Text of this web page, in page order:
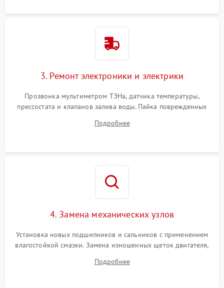
3. Ремонт электроники и электрики
Прозвонка мультиметром ТЭНа, датчика температуры,
прессостата и клапанов залива воды. Пайка поврежденных
Восстановление целостности проводки и контактов.
Подробнее
4. Замена механических узлов
Установка новых подшипников и сальников с применением
влагостойкой смазки. Замена изношенных щеток двигателя,
или поврежденной резиновой манжеты.
Подробнее